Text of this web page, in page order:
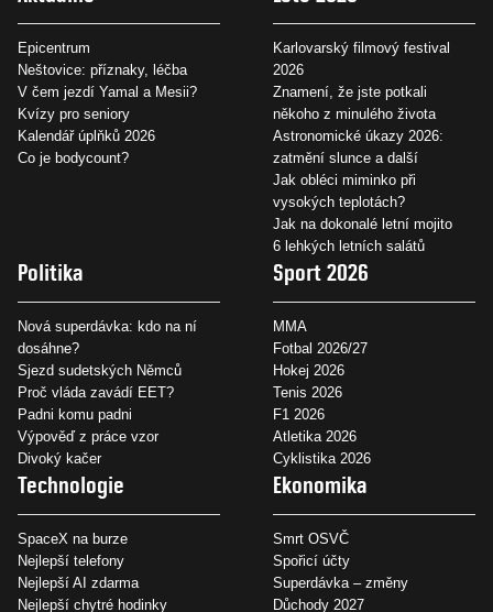
Epicentrum
Neštovice: příznaky, léčba
V čem jezdí Yamal a Mesii?
Kvízy pro seniory
Kalendář úplňků 2026
Co je bodycount?
Karlovarský filmový festival
2026
Znamení, že jste potkali
někoho z minulého života
Astronomické úkazy 2026:
zatmění slunce a další
Jak obléci miminko při
vysokých teplotách?
Jak na dokonalé letní mojito
6 lehkých letních salátů
Politika
Nová superdávka: kdo na ní
dosáhne?
Sjezd sudetských Němců
Proč vláda zavádí EET?
Padni komu padni
Výpověď z práce vzor
Divoký kačer
Sport 2026
MMA
Fotbal 2026/27
Hokej 2026
Tenis 2026
F1 2026
Atletika 2026
Cyklistika 2026
Technologie
SpaceX na burze
Nejlepší telefony
Nejlepší AI zdarma
Nejlepší chytré hodinky
Ekonomika
Smrt OSVČ
Spořicí účty
Superdávka – změny
Důchody 2027